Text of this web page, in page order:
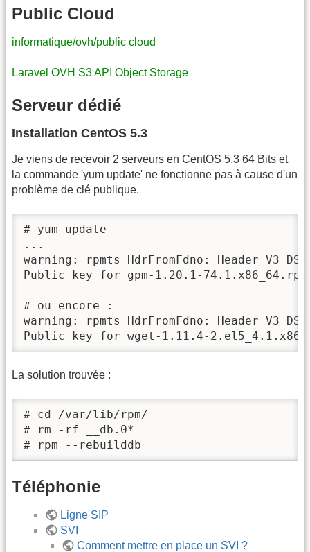
Public Cloud
informatique/ovh/public cloud
Laravel OVH S3 API Object Storage
Serveur dédié
Installation CentOS 5.3
Je viens de recevoir 2 serveurs en CentOS 5.3 64 Bits et
la commande 'yum update' ne fonctionne pas à cause d'un
problème de clé publique.
# yum update
...
warning: rpmts_HdrFromFdno: Header V3
Public key for gpm-1.20.1-
# ou encore :
warning: rpmts_HdrFromFdno: Header V3
Public key for wget-1.11.4-
La solution trouvée :
# cd /var/lib/rpm/
# rm -rf __db.0*
# rpm --rebuilddb
Téléphonie
Ligne SIP
SVI
Comment mettre en place un SVI ?